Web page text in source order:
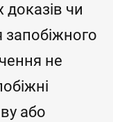
доказів чи
не
або